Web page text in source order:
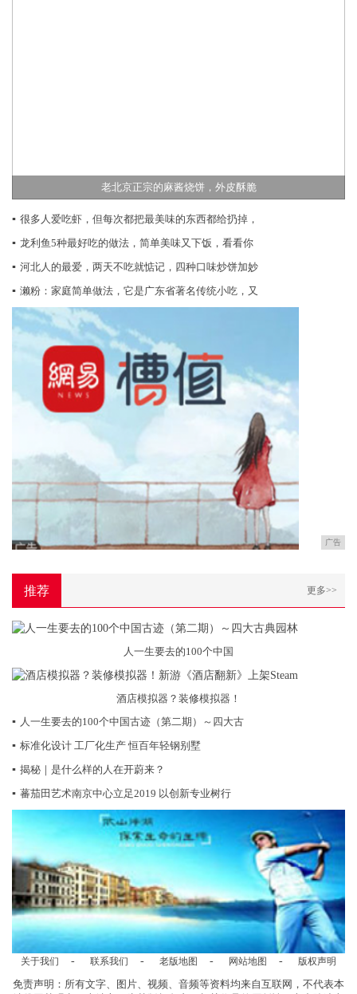
老北京正宗的麻酱烧饼，外皮酥脆
▪ 很多人爱吃虾，但每次都把最美味的东西都给扔掉，
▪ 龙利鱼5种最好吃的做法，简单美味又下饭，看看你
▪ 河北人的最爱，两天不吃就惦记，四种口味炒饼加妙
▪ 濑粉：家庭简单做法，它是广东省著名传统小吃，又
广告
推荐 更多>>
人一生要去的100个中国
酒店模拟器？装修模拟器！
▪ 人一生要去的100个中国古迹（第二期）～四大古
▪ 标准化设计 工厂化生产 恒百年轻钢别墅
▪ 揭秘｜是什么样的人在开蔚来？
▪ 蕃茄田艺术南京中心立足2019 以创新专业树行
关于我们 - 联系我们 - 老版地图 - 网站地图 - 版权声明
免责声明：所有文字、图片、视频、音频等资料均来自互联网，不代表本